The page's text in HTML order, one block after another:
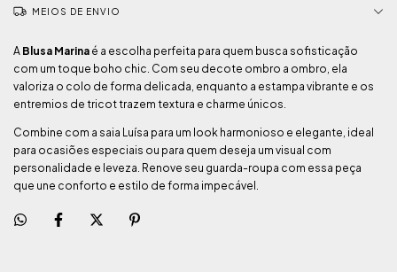
MEIOS DE ENVIO
A Blusa Marina é a escolha perfeita para quem busca sofisticação
com um toque boho chic. Com seu decote ombro a ombro, ela
valoriza o colo de forma delicada, enquanto a estampa vibrante e os
entremios de tricot trazem textura e charme únicos.
Combine com a saia Luísa para um look harmonioso e elegante, ideal
para ocasiões especiais ou para quem deseja um visual com
personalidade e leveza. Renove seu guarda-roupa com essa peça
que une conforto e estilo de forma impecável.